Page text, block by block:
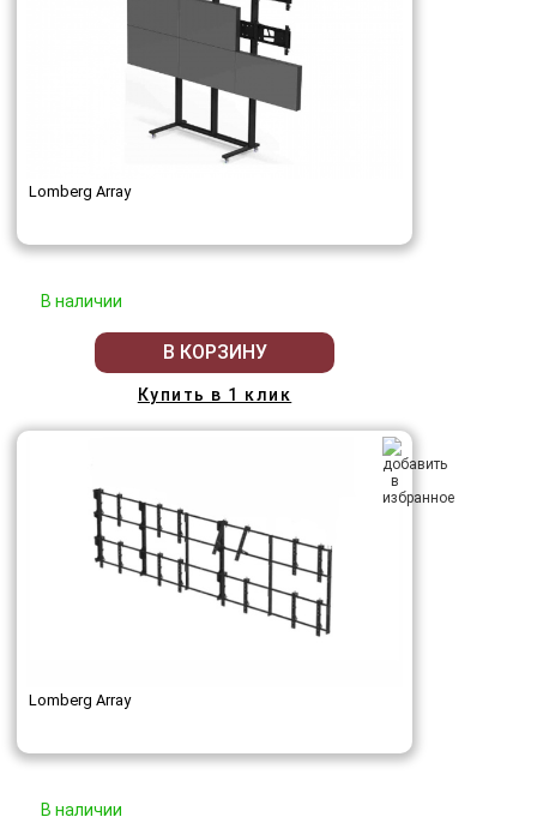
Lomberg Array
В наличии
В КОРЗИНУ
Купить в 1 клик
Lomberg Array
В наличии